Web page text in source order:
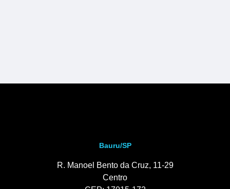
Bauru/SP
R. Manoel Bento da Cruz, 11-29
Centro